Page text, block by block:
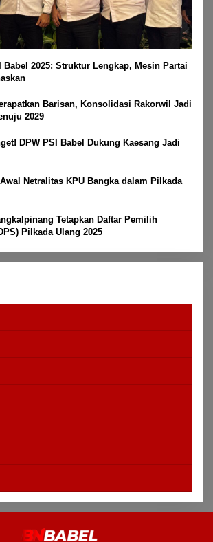
Babel 2025: Struktur Lengkap, Mesin Partai
Barisan, Konsolidasi Rakorwil Jadi
2029
DPW PSI Babel Dukung Kaesang Jadi
Netralitas KPU Bangka dalam Pilkada
Tetapkan Daftar Pemilih
Pilkada Ulang 2025